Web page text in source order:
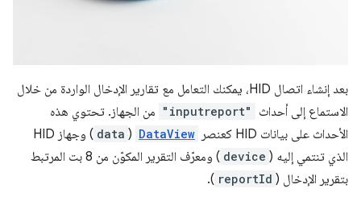
بعد إنشاء اتصال HID، يمكنك التعامل مع تقارير الإدخال الواردة من خلال
الاستماع إلى أحداث
"inputreport" من الجهاز. تحتوي هذه
الأحداث على بيانات HID كعنصر
DataView
(
data
) وجهاز HID
الذي تنتمي إليه ( device
) ومعرّف التقرير المكوّن من 8 بت المرتبط
بتقرير الإدخال ( reportId
).